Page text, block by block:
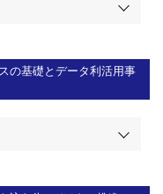
の基礎とデータ利活用事